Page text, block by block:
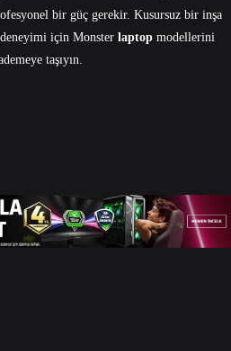
bir güç gerekir. Kusursuz bir inşa
için Monster laptop modellerini
taşıyın.